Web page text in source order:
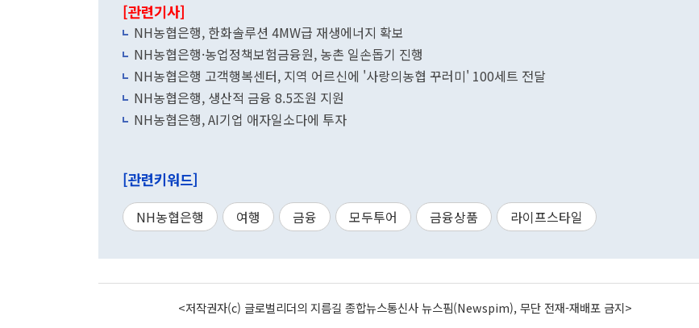
[관련기사]
NH농협은행, 한화솔루션 4MW급 재생에너지 확보
NH농협은행·농업정책보험금융원, 농촌 일손돕기 진행
NH농협은행 고객행복센터, 지역 어르신에 '사랑의농협 꾸러미' 100세트 전달
NH농협은행, 생산적 금융 8.5조원 지원
NH농협은행, AI기업 애자일소다에 투자
[관련키워드]
NH농협은행 여행 금융 모두투어 금융상품 라이프스타일
<저작권자(c) 글로벌리더의 지름길 종합뉴스통신사 뉴스핌(Newspim), 무단 전재-재배포 금지>